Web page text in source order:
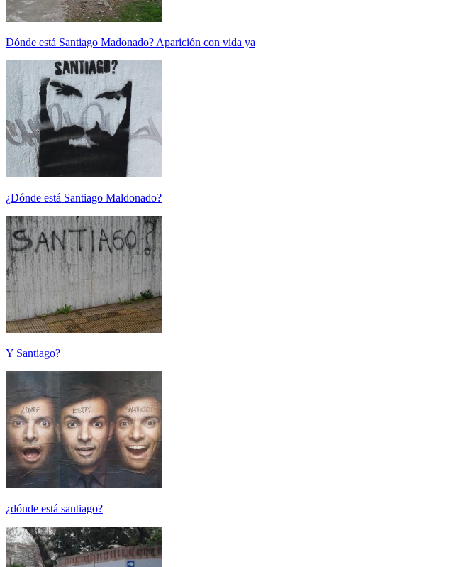
Dónde está Santiago Madonado? Aparición con vida ya
¿Dónde está Santiago Maldonado?
Y Santiago?
¿dónde está santiago?